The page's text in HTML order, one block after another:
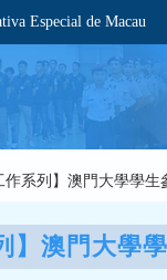
Especial de Macau
系列】澳門大學學生
】澳門大學